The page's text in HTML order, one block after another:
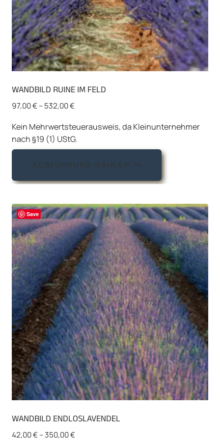
werden
WANDBILD RUINE IM FELD
97,00€–532,00€
Kein Mehrwertsteuerausweis, da Kleinunternehmer
nach §19 (1) UStG.
AUSFÜHRUNG WÄHLEN
Dieses
weist
Varianten
auf.
Die
Optionen
können
auf
der
Produktseite
gewählt
werden
Save
WANDBILD ENDLOSLAVENDEL
42,00€–350,00€